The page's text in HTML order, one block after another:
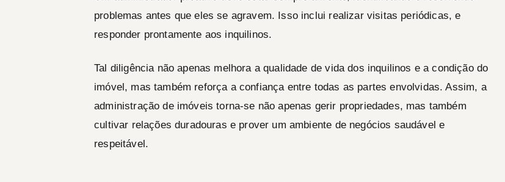
problemas antes que eles se agravem. Isso inclui realizar visitas periódicas, e
responder prontamente aos inquilinos.
Tal diligência não apenas melhora a qualidade de vida dos inquilinos e a condição do
imóvel, mas também reforça a confiança entre todas as partes envolvidas. Assim, a
administração de imóveis torna-se não apenas gerir propriedades, mas também
cultivar relações duradouras e prover um ambiente de negócios saudável e
respeitável.